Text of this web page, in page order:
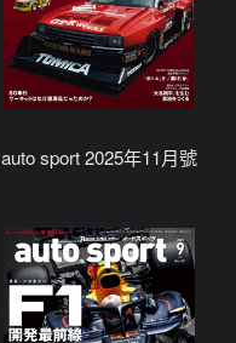
auto sport 2025年11月號